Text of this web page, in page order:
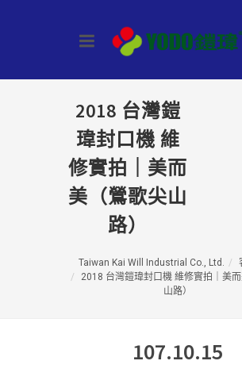
2018 台灣鎧
瑋封口機 維
修實拍｜美而
美（鶯歌尖山
路）
Taiwan Kai Will Industrial Co., Ltd.
2018 台灣鎧瑋封口機 維修實拍｜美
山路）
107.10.15